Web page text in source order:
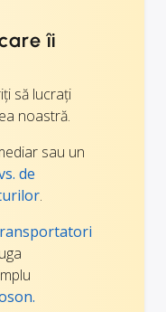
îi
să lucrați
noastră.
sau un
de
.